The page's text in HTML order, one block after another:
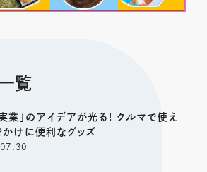
覧
実業」のアイデアが光る! クルマで使え
かけに便利なグッズ